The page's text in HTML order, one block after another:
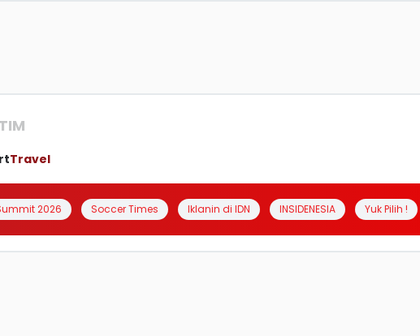
Travel
2026 Soccer Times Iklanin di IDN INSIDENESIA Yuk Pilih !